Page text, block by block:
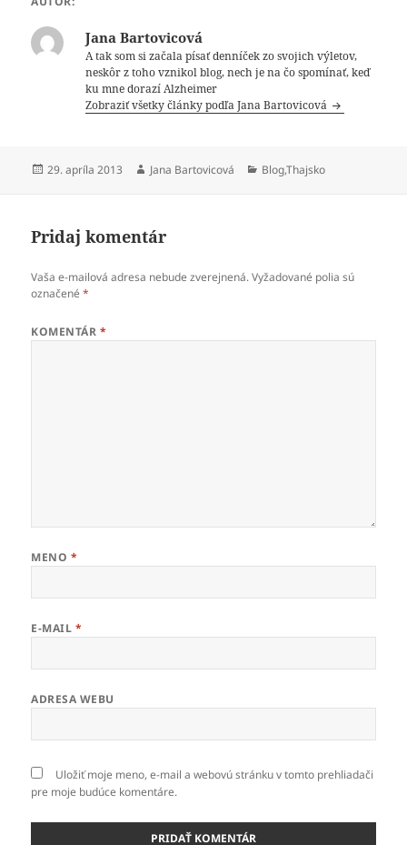
Jana Bartovicová
A tak som si začala písať denníček zo svojich výletov,
neskôr z toho vznikol blog, nech je na čo spomínať, keď
ku mne dorazí Alzheimer
Zobraziť všetky články podľa Jana Bartovicová
Publikované
29. apríla 2013 Autor
Jana Bartovicová Kategórie
Blog,Thajsko
Pridaj komentár
Vaša e-mailová adresa nebude zverejnená. Vyžadované polia sú
označené*
KOMENTÁR *
MENO *
E-MAIL *
ADRESA WEBU
Uložiť moje meno, e-mail a webovú stránku v tomto prehliadači
pre moje budúce komentáre.